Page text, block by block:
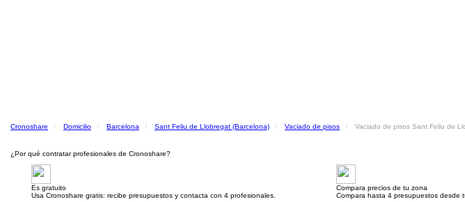
Cronoshare Domicilio Barcelona Sant Feliu de Llobregat (Barcelona) Vaciado de pisos Vaciado de pisos Sant Feliu de
¿Por qué contratar profesionales de Cronoshare?
Es gratuito
Usa Cronoshare gratis: recibe presupuestos y contacta con 4 profesionales.
Compara precios de tu zona
Compara hasta 4 presupuestos desde